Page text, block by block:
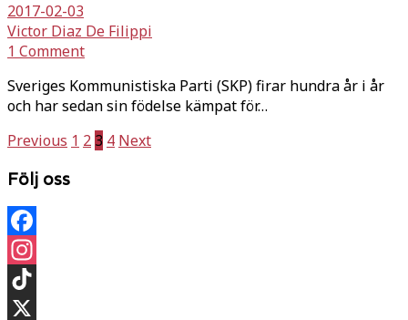
2017-02-03
Victor Diaz De Filippi
1 Comment
Sveriges Kommunistiska Parti (SKP) firar hundra år i år
och har sedan sin födelse kämpat för…
Sidnumrering
för
inlägg
Previous 1 2 3 4 Next
Följ oss
Facebook
Instagram
TikTok